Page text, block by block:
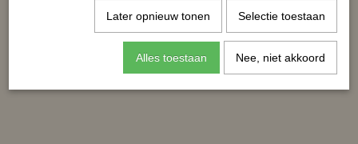
Later opnieuw tonen Selectie toestaan
Alles toestaan Nee, niet akkoord